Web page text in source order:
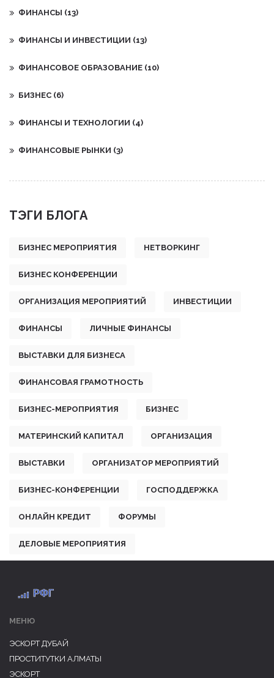
ФИНАНСЫ (13)
ФИНАНСЫ И ИНВЕСТИЦИИ (13)
ФИНАНСОВОЕ ОБРАЗОВАНИЕ (10)
БИЗНЕС (6)
ФИНАНСЫ И ТЕХНОЛОГИИ (4)
ФИНАНСОВЫЕ РЫНКИ (3)
ТЭГИ БЛОГА
БИЗНЕС МЕРОПРИЯТИЯ НЕТВОРКИНГ
БИЗНЕС КОНФЕРЕНЦИИ
ОРГАНИЗАЦИЯ МЕРОПРИЯТИЙ ИНВЕСТИЦИИ
ФИНАНСЫ ЛИЧНЫЕ ФИНАНСЫ
ВЫСТАВКИ ДЛЯ БИЗНЕСА
ФИНАНСОВАЯ ГРАМОТНОСТЬ
БИЗНЕС-МЕРОПРИЯТИЯ БИЗНЕС
МАТЕРИНСКИЙ КАПИТАЛ ОРГАНИЗАЦИЯ
ВЫСТАВКИ ОРГАНИЗАТОР МЕРОПРИЯТИЙ
БИЗНЕС-КОНФЕРЕНЦИИ ГОСПОДДЕРЖКА
ОНЛАЙН КРЕДИТ ФОРУМЫ
ДЕЛОВЫЕ МЕРОПРИЯТИЯ
МЕНЮ
ЭСКОРТ ДУБАЙ
ПРОСТИТУТКИ АЛМАТЫ
ЭСКОРТ